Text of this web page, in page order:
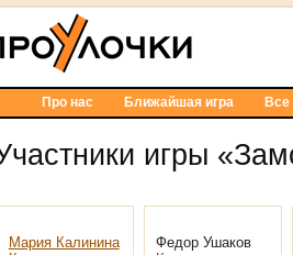
Про нас Ближайшая игра Все
игры
Мария Калинина
Федор Ушаков